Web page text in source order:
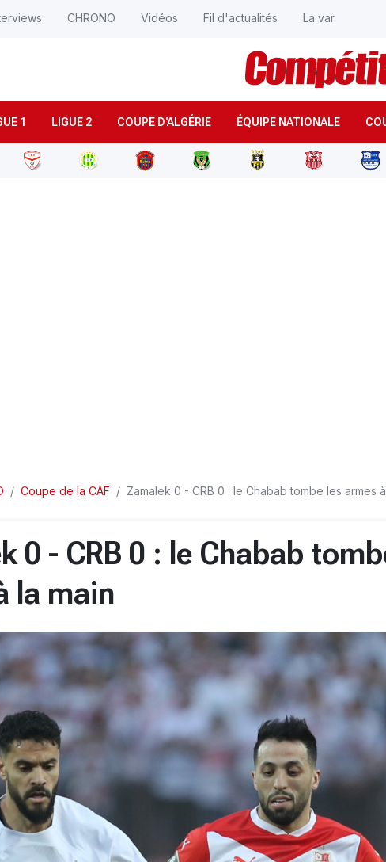
1 LIGUE 2 COUPE D'ALGÉRIE ÉQUIPE NATIONALE
CHRONO Vidéos Fil d'actualités La var
Coupe de la CAF Zamalek 0 - CRB 0 : le Chabab tombe les armes
0 - CRB 0 : le Chabab
la main